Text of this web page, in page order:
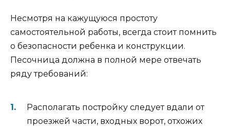
Несмотря на кажущуюся простоту
самостоятельной работы, всегда стоит помнить
о безопасности ребенка и конструкции.
Песочница должна в полной мере отвечать
ряду требований:
Располагать постройку следует вдали от
проезжей части, входных ворот, отхожих